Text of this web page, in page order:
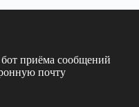
приёма сообщений
почту